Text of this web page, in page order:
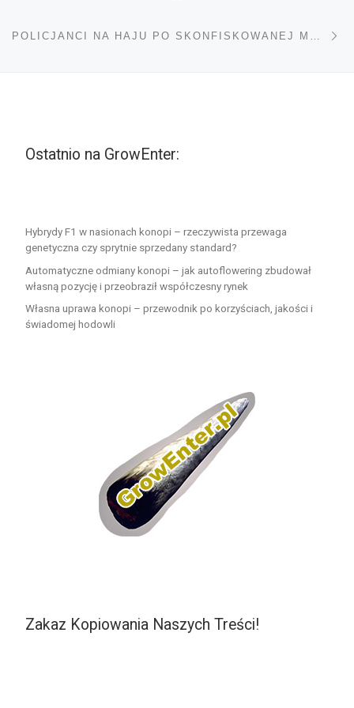
Ostatnio na GrowEnter:
Hybrydy F1 w nasionach konopi – rzeczywista przewaga
genetyczna czy sprytnie sprzedany standard?
Automatyczne odmiany konopi – jak autoflowering zbudował
własną pozycję i przeobraził współczesny rynek
Własna uprawa konopi – przewodnik po korzyściach, jakości i
świadomej hodowli
Zakaz Kopiowania Naszych Treści!